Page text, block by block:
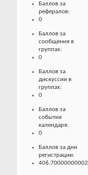
Баллов за
рефералов:
0
Баллов за
сообщения в
группах:
0
Баллов за
дискуссии в
группах:
0
Баллов за
события
календаря:
0
Баллов за дни
регистрации:
406.70000000002